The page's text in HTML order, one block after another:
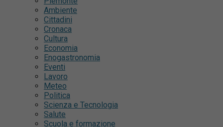
Ambiente
Cittadini
Cronaca
Cultura
Economia
Enogastronomia
Eventi
Lavoro
Meteo
Politica
Scienza e Tecnologia
Salute
Scuola e formazione